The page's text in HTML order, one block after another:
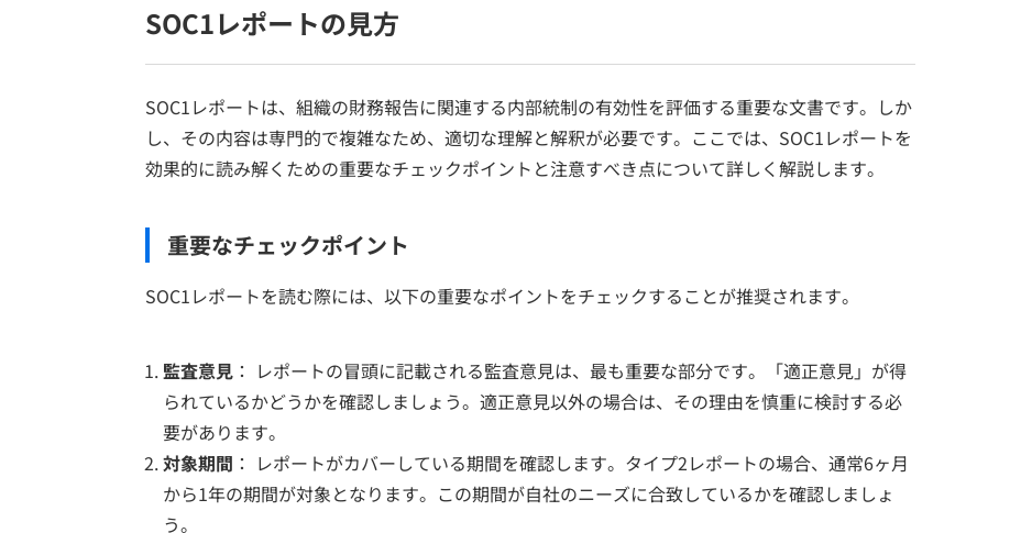
SOC1レポートの見方
SOC1レポートは、組織の財務報告に関連する内部統制の有効性を評価する重要な文書です。しか
し、その内容は専門的で複雑なため、適切な理解と解釈が必要です。ここでは、SOC1レポートを
効果的に読み解くための重要なチェックポイントと注意すべき点について詳しく解説します。
重要なチェックポイント
SOC1レポートを読む際には、以下の重要なポイントをチェックすることが推奨されます。
監査意見 ： レポートの冒頭に記載される監査意見は、最も重要な部分です。「適正意見」が得
られているかどうかを確認しましょう。適正意見以外の場合は、その理由を慎重に検討する必
要があります。
対象期間 ： レポートがカバーしている期間を確認します。タイプ2レポートの場合、通常6ヶ月
から1年の期間が対象となります。この期間が自社のニーズに合致しているかを確認しましょ
う。